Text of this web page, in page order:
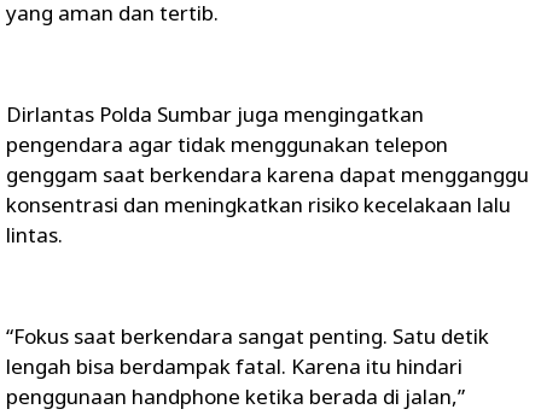
yang aman dan tertib.
Dirlantas Polda Sumbar juga mengingatkan
pengendara agar tidak menggunakan telepon
genggam saat berkendara karena dapat mengganggu
konsentrasi dan meningkatkan risiko kecelakaan lalu
lintas.
“Fokus saat berkendara sangat penting. Satu detik
lengah bisa berdampak fatal. Karena itu hindari
penggunaan handphone ketika berada di jalan,”